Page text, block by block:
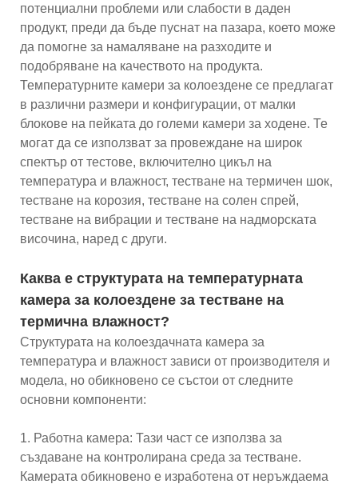
потенциални проблеми или слабости в даден
продукт, преди да бъде пуснат на пазара, което може
да помогне за намаляване на разходите и
подобряване на качеството на продукта.
Температурните камери за колоездене се предлагат
в различни размери и конфигурации, от малки
блокове на пейката до големи камери за ходене. Те
могат да се използват за провеждане на широк
спектър от тестове, включително цикъл на
температура и влажност, тестване на термичен шок,
тестване на корозия, тестване на солен спрей,
тестване на вибрации и тестване на надморската
височина, наред с други.
Каква е структурата на температурната
камера за колоездене за тестване на
термична влажност?
Структурата на колоездачната камера за
температура и влажност зависи от производителя и
модела, но обикновено се състои от следните
основни компоненти:
1. Работна камера: Тази част се използва за
създаване на контролирана среда за тестване.
Камерата обикновено е изработена от неръждаема